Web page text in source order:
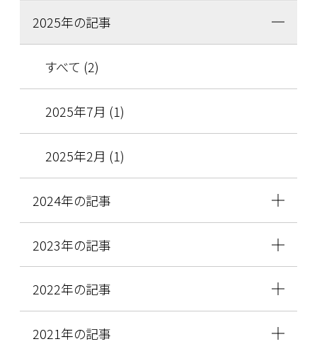
2025年の記事
すべて (2)
2025年7月 (1)
2025年2月 (1)
2024年の記事
2023年の記事
2022年の記事
2021年の記事